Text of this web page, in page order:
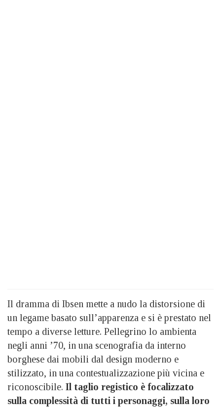
Il dramma di Ibsen mette a nudo la distorsione di
un legame basato sull’apparenza e si è prestato nel
tempo a diverse letture. Pellegrino lo ambienta
negli anni ’70, in una scenografia da interno
borghese dai mobili dal design moderno e
stilizzato, in una contestualizzazione più vicina e
riconoscibile. Il taglio registico è focalizzato
sulla complessità di tutti i personaggi, sulla loro